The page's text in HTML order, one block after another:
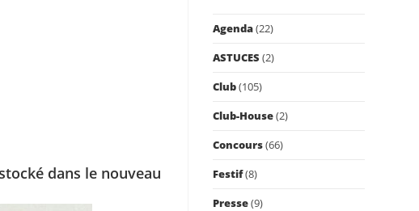
dans le nouveau
Agenda(22)
ASTUCES (2)
Club(105)
Club-House(2)
Concours(66)
Festif(8)
Presse(9)